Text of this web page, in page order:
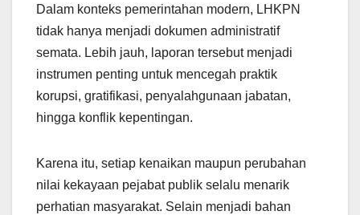
Dalam konteks pemerintahan modern, LHKPN
tidak hanya menjadi dokumen administratif
semata. Lebih jauh, laporan tersebut menjadi
instrumen penting untuk mencegah praktik
korupsi, gratifikasi, penyalahgunaan jabatan,
hingga konflik kepentingan.
Karena itu, setiap kenaikan maupun perubahan
nilai kekayaan pejabat publik selalu menarik
perhatian masyarakat. Selain menjadi bahan